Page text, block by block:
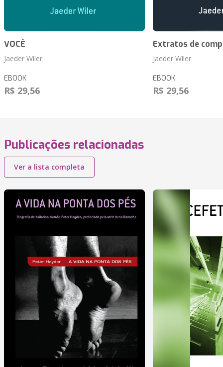
VOCÊ
Jaeder Wiler
EBOOK
R$ 29,56
Extratos de
Jaeder Wiler
EBOOK
R$ 29,56
Publicações relacionadas
Ver a lista completa